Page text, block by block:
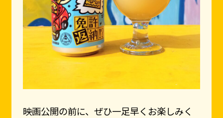
映画公開の前に、ぜひ一足早くお楽しみく